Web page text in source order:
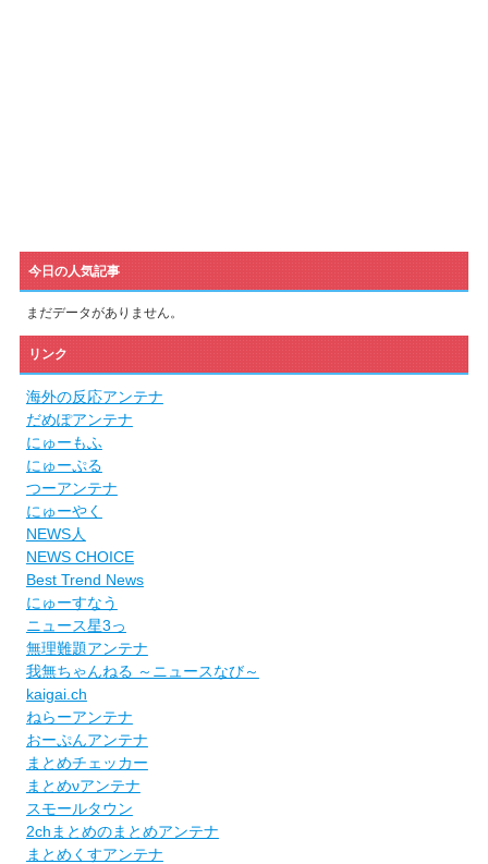
今日の人気記事
まだデータがありません。
リンク
海外の反応アンテナ
だめぽアンテナ
にゅーもふ
にゅーぷる
つーアンテナ
にゅーやく
NEWS人
NEWS CHOICE
Best Trend News
にゅーすなう
ニュース星3っ
無理難題アンテナ
我無ちゃんねる ～ニュースなび～
kaigai.ch
ねらーアンテナ
おーぷんアンテナ
まとめチェッカー
まとめνアンテナ
スモールタウン
2chまとめのまとめアンテナ
まとめくすアンテナ